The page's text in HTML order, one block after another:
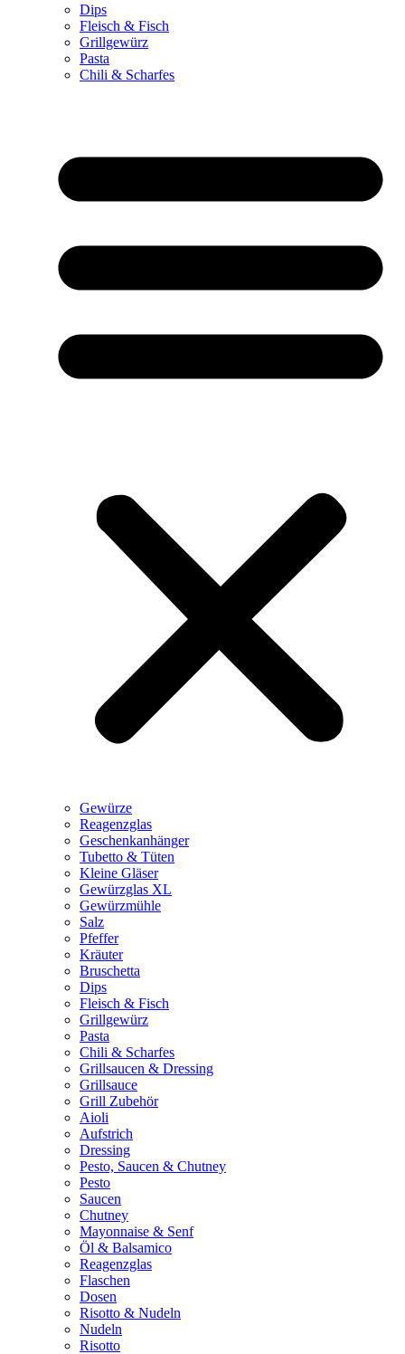
Dips
Fleisch & Fisch
Grillgewürz
Pasta
Chili & Scharfes
Gewürze
Reagenzglas
Geschenkanhänger
Tubetto & Tüten
Kleine Gläser
Gewürzglas XL
Gewürzmühle
Salz
Pfeffer
Kräuter
Bruschetta
Dips
Fleisch & Fisch
Grillgewürz
Pasta
Chili & Scharfes
Grillsaucen & Dressing
Grillsauce
Grill Zubehör
Aioli
Aufstrich
Dressing
Pesto, Saucen & Chutney
Pesto
Saucen
Chutney
Mayonnaise & Senf
Öl & Balsamico
Reagenzglas
Flaschen
Dosen
Risotto & Nudeln
Nudeln
Risotto